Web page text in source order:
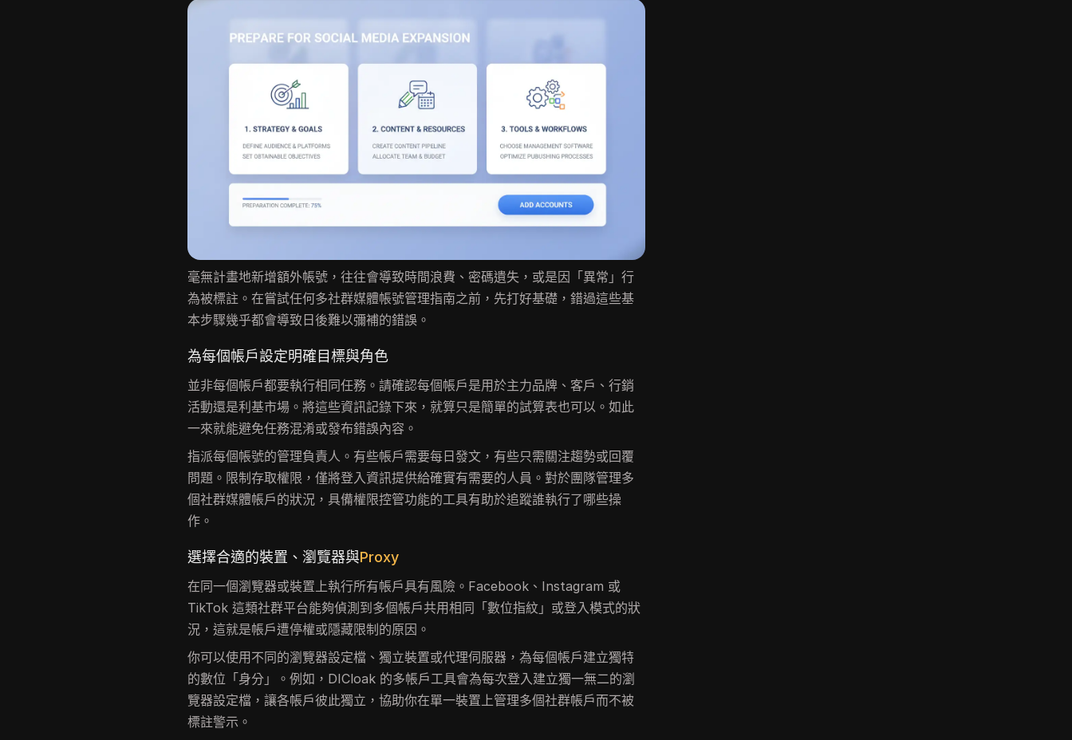
毫無計畫地新增額外帳號，往往會導致時間浪費、密碼遺失，或是因「異常」行
為被標註。在嘗試任何多社群媒體帳號管理指南之前，先打好基礎，錯過這些基
本步驟幾乎都會導致日後難以彌補的錯誤。
為每個帳戶設定明確目標與角色
並非每個帳戶都要執行相同任務。請確認每個帳戶是用於主力品牌、客戶、行銷
活動還是利基市場。將這些資訊記錄下來，就算只是簡單的試算表也可以。如此
一來就能避免任務混淆或發布錯誤內容。
指派每個帳號的管理負責人。有些帳戶需要每日發文，有些只需關注趨勢或回覆
問題。限制存取權限，僅將登入資訊提供給確實有需要的人員。對於團隊管理多
個社群媒體帳戶的狀況，具備權限控管功能的工具有助於追蹤誰執行了哪些操
作。
選擇合適的裝置、瀏覽器與Proxy
在同一個瀏覽器或裝置上執行所有帳戶具有風險。Facebook、Instagram 或
TikTok 這類社群平台能夠偵測到多個帳戶共用相同「數位指紋」或登入模式的狀
況，這就是帳戶遭停權或隱藏限制的原因。
你可以使用不同的瀏覽器設定檔、獨立裝置或代理伺服器，為每個帳戶建立獨特
的數位「身分」。例如，DICloak 的多帳戶工具會為每次登入建立獨一無二的瀏
覽器設定檔，讓各帳戶彼此獨立，協助你在單一裝置上管理多個社群帳戶而不被
標註警示。